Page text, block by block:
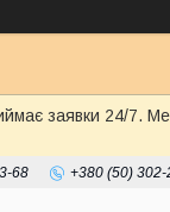
заявки 24/7.
68 +380 (50) 302-